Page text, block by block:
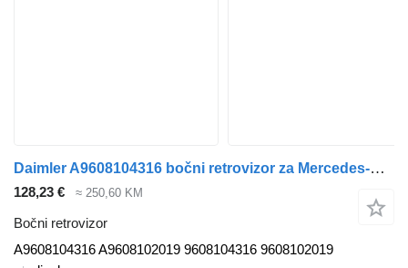
Daimler A9608104316 bočni retrovizor za Mercedes-Benz Antos, Arocs, Actros MP4 (2012-) tegljača
128,23 € ≈ 250,60 KM
Bočni retrovizor
A9608104316 A9608102019 9608104316 9608102019